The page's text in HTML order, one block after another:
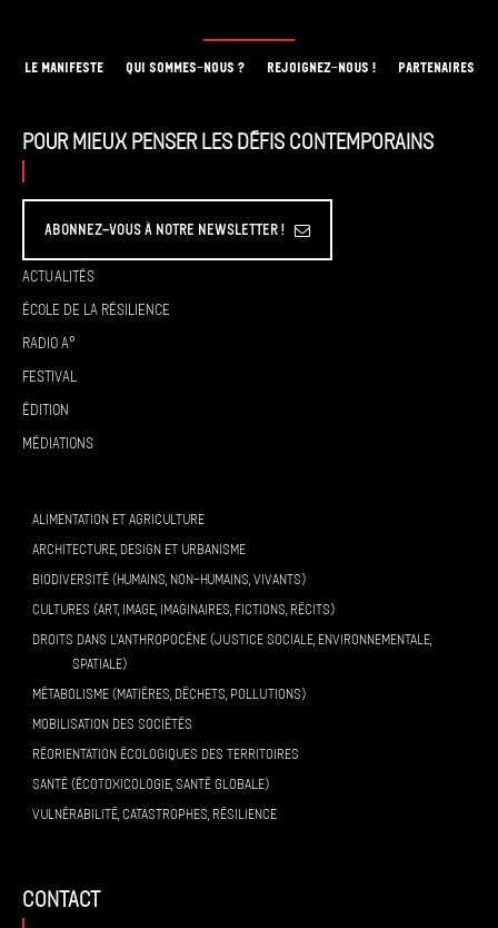
LE MANIFESTE QUI SOMMES-NOUS ? REJOIGNEZ-NOUS ! PARTENAIRES
Pour mieux penser les défis contemporains
Abonnez-vous à Notre Newsletter !
Actualités
École de la résilience
Radio A°
Festival
Édition
Médiations
ALIMENTATION ET AGRICULTURE
ARCHITECTURE, DESIGN ET URBANISME
BIODIVERSITÉ (HUMAINS, NON-HUMAINS, VIVANTS)
CULTURES (ART, IMAGE, IMAGINAIRES, FICTIONS, RÉCITS)
DROITS DANS L’ANTHROPOCÈNE (JUSTICE SOCIALE, ENVIRONNEMENTALE,
SPATIALE)
MÉTABOLISME (MATIÈRES, DÉCHETS, POLLUTIONS)
MOBILISATION DES SOCIÉTÉS
RÉORIENTATION ÉCOLOGIQUES DES TERRITOIRES
SANTÉ (ÉCOTOXICOLOGIE, SANTÉ GLOBALE)
VULNÉRABILITÉ, CATASTROPHES, RÉSILIENCE
contact